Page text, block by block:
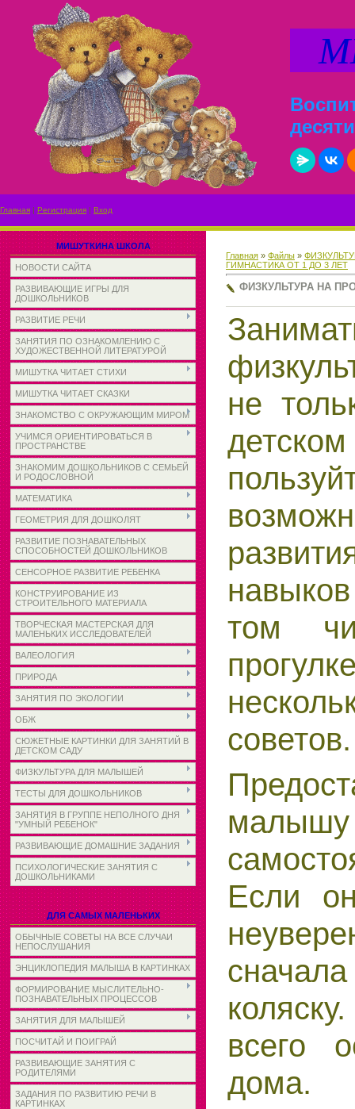
Главная | Регистрация | Вход
МИШУТКИНА ШКОЛА
НОВОСТИ САЙТА
РАЗВИВАЮЩИЕ ИГРЫ ДЛЯ
ДОШКОЛЬНИКОВ
РАЗВИТИЕ РЕЧИ
ЗАНЯТИЯ ПО ОЗНАКОМЛЕНИЮ С
ХУДОЖЕСТВЕННОЙ ЛИТЕРАТУРОЙ
МИШУТКА ЧИТАЕТ СТИХИ
МИШУТКА ЧИТАЕТ СКАЗКИ
ЗНАКОМСТВО С ОКРУЖАЮЩИМ МИРОМ
УЧИМСЯ ОРИЕНТИРОВАТЬСЯ В
ПРОСТРАНСТВЕ
ЗНАКОМИМ ДОШКОЛЬНИКОВ С СЕМЬЕЙ
И РОДОСЛОВНОЙ
МАТЕМАТИКА
ГЕОМЕТРИЯ ДЛЯ ДОШКОЛЯТ
РАЗВИТИЕ ПОЗНАВАТЕЛЬНЫХ
СПОСОБНОСТЕЙ ДОШКОЛЬНИКОВ
СЕНСОРНОЕ РАЗВИТИЕ РЕБЕНКА
КОНСТРУИРОВАНИЕ ИЗ
СТРОИТЕЛЬНОГО МАТЕРИАЛА
ТВОРЧЕСКАЯ МАСТЕРСКАЯ ДЛЯ
МАЛЕНЬКИХ ИССЛЕДОВАТЕЛЕЙ
ВАЛЕОЛОГИЯ
ПРИРОДА
ЗАНЯТИЯ ПО ЭКОЛОГИИ
ОБЖ
СЮЖЕТНЫЕ КАРТИНКИ ДЛЯ ЗАНЯТИЙ В
ДЕТСКОМ САДУ
ФИЗКУЛЬТУРА ДЛЯ МАЛЫШЕЙ
ТЕСТЫ ДЛЯ ДОШКОЛЬНИКОВ
ЗАНЯТИЯ В ГРУППЕ НЕПОЛНОГО ДНЯ
"УМНЫЙ РЕБЕНОК"
РАЗВИВАЮЩИЕ ДОМАШНИЕ ЗАДАНИЯ
ПСИХОЛОГИЧЕСКИЕ ЗАНЯТИЯ С
ДОШКОЛЬНИКАМИ
ДЛЯ САМЫХ МАЛЕНЬКИХ
ОБЫЧНЫЕ СОВЕТЫ НА ВСЕ СЛУЧАИ
НЕПОСЛУШАНИЯ
ЭНЦИКЛОПЕДИЯ МАЛЫША В КАРТИНКАХ
ФОРМИРОВАНИЕ МЫСЛИТЕЛЬНО-
ПОЗНАВАТЕЛЬНЫХ ПРОЦЕССОВ
ЗАНЯТИЯ ДЛЯ МАЛЫШЕЙ
ПОСЧИТАЙ И ПОИГРАЙ
РАЗВИВАЮЩИЕ ЗАНЯТИЯ С
РОДИТЕЛЯМИ
ЗАДАНИЯ ПО РАЗВИТИЮ РЕЧИ В
КАРТИНКАХ
Главная » Файлы »
ГИМНАСТИКА ОТ 1 ДО 3 ЛЕТ
ФИЗКУЛЬТУРА НА
не
том
советов.
Если
всего
дома.